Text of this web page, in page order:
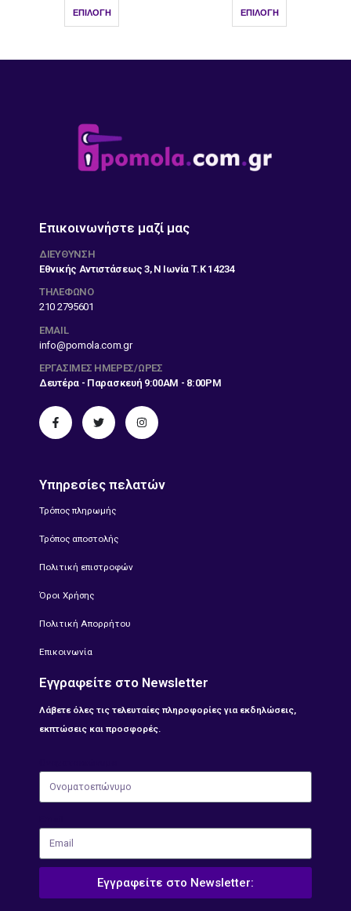
ΕΠΙΛΟΓΉ ΕΠΙΛΟΓΉ
Επικοινωνήστε μαζί μας
ΔΙΕΎΘΥΝΣΗ
Εθνικής Αντιστάσεως 3, Ν Ιωνία Τ.Κ 14234
ΤΗΛΕΦΩΝΟ
210 2795601
EMAIL
info@pomola.com.gr
ΕΡΓΆΣΙΜΕΣ ΗΜΈΡΕΣ/ΏΡΕΣ
Δευτέρα - Παρασκευή 9:00AM - 8:00PM
Υπηρεσίες πελατών
Τρόπος πληρωμής
Τρόπος αποστολής
Πολιτική επιστροφών
Όροι Χρήσης
Πολιτική Απορρήτου
Επικοινωνία
Εγγραφείτε στο Newsletter
Λάβετε όλες τις τελευταίες πληροφορίες για εκδηλώσεις,
εκπτώσεις και προσφορές.
Εγγραφείτε στο Newsletter: